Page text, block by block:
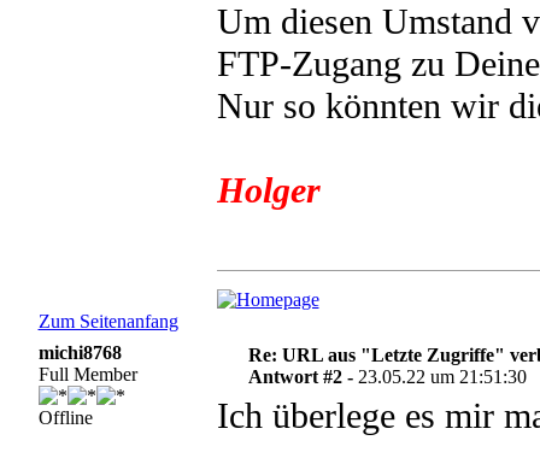
Um diesen Umstand
FTP-Zugang zu
Nur so könnten wir
Holger
Zum Seitenanfang
michi8768
Full Member
Offline
Re: URL aus "Letzte Zugriffe"
Antwort #2 - 23.05.22 um 21:51:30
Ich überlege es mir